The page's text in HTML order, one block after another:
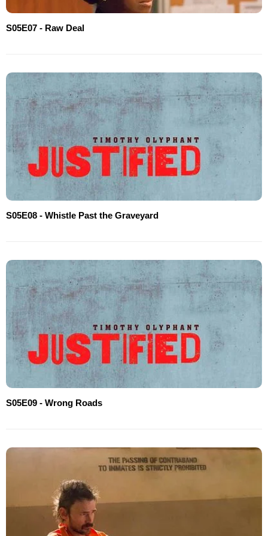
S05E07 - Raw Deal
S05E08 - Whistle Past the Graveyard
S05E09 - Wrong Roads